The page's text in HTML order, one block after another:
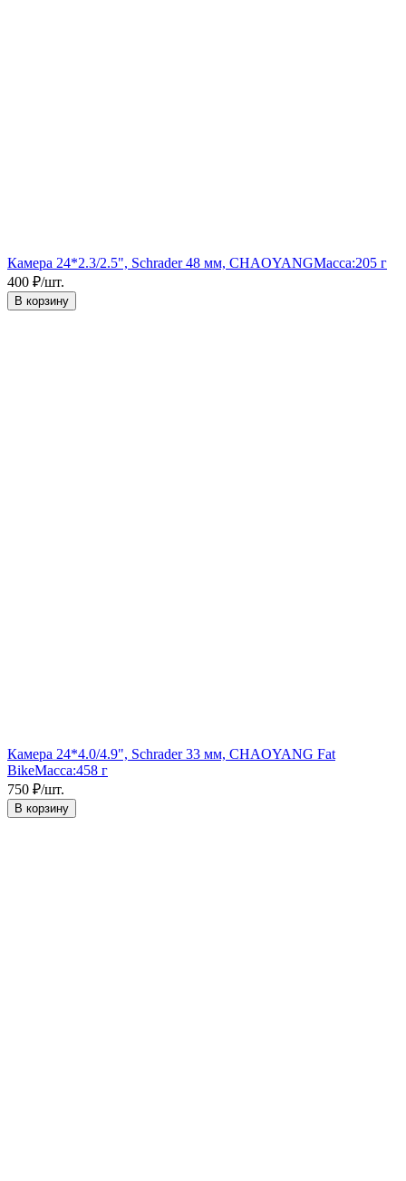
Камера 24*2.3/2.5", Schrader 48 мм, CHAOYANGМасса:205 г
400 ₽/шт.
В корзину
Камера 24*4.0/4.9", Schrader 33 мм, CHAOYANG Fat
BikeМасса:458 г
750 ₽/шт.
В корзину